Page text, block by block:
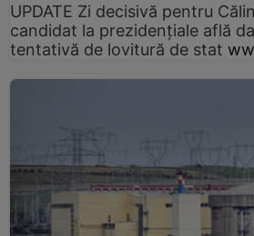
UPDATE Zi decisivă pentru
candidat la prezidențiale află
tentativă de lovitură de stat